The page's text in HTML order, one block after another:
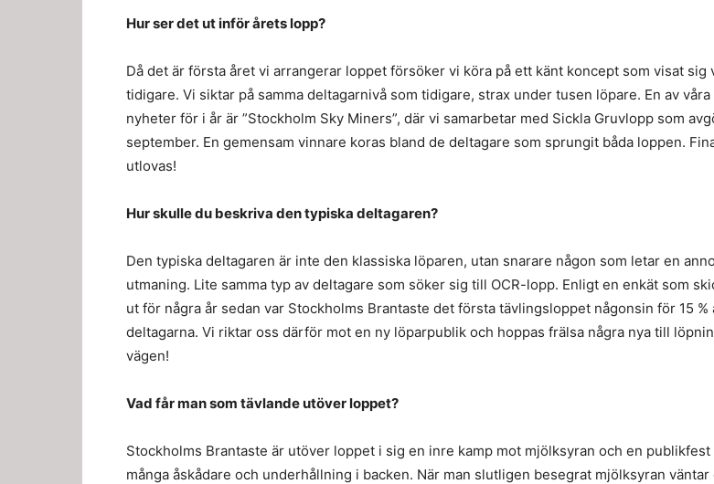
Hur ser det ut inför årets lopp?
Då det är första året vi arrangerar loppet försöker vi köra på ett känt koncept som visat sig
tidigare. Vi siktar på samma deltagarnivå som tidigare, strax under tusen löpare. En av våra
nyheter för i år är ”Stockholm Sky Miners”, där vi samarbetar med Sickla Gruvlopp som
september. En gemensam vinnare koras bland de deltagare som sprungit båda loppen.
utlovas!
Hur skulle du beskriva den typiska deltagaren?
Den typiska deltagaren är inte den klassiska löparen, utan snarare någon som letar en
utmaning. Lite samma typ av deltagare som söker sig till OCR-lopp. Enligt en enkät som
ut för några år sedan var Stockholms Brantaste det första tävlingsloppet någonsin för 15 %
deltagarna. Vi riktar oss därför mot en ny löparpublik och hoppas frälsa några nya till
vägen!
Vad får man som tävlande utöver loppet?
Stockholms Brantaste är utöver loppet i sig en inre kamp mot mjölksyran och en publikfest
många åskådare och underhållning i backen. När man slutligen besegrat mjölksyran väntar